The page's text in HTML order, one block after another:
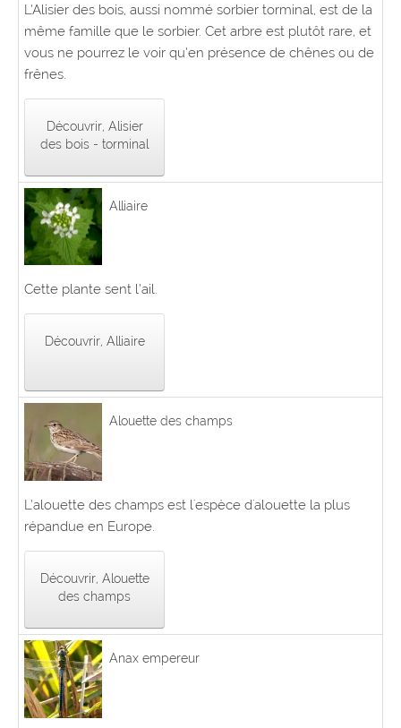
L’Alisier des bois, aussi nommé sorbier torminal, est de la
même famille que le sorbier. Cet arbre est plutôt rare, et
vous ne pourrez le voir qu’en présence de chênes ou de
frênes.
Découvrir, Alisier
des bois - torminal
Alliaire
Cette plante sent l’ail.
Découvrir, Alliaire
Alouette des champs
L’alouette des champs est l'espèce d'alouette la plus
répandue en Europe.
Découvrir, Alouette
des champs
Anax empereur